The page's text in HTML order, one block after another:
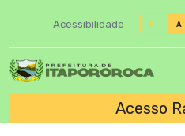
Acessibilidade A+ A
Acesso